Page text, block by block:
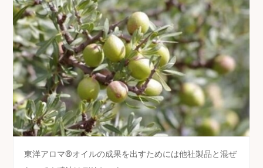
東洋アロマ®オイルの成果を出すためには他社製品と混ぜ